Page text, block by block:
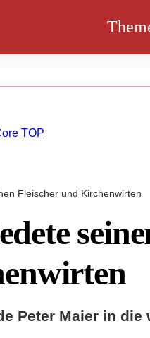
Fleischer und Kirchenwirten
Peter Maier in die